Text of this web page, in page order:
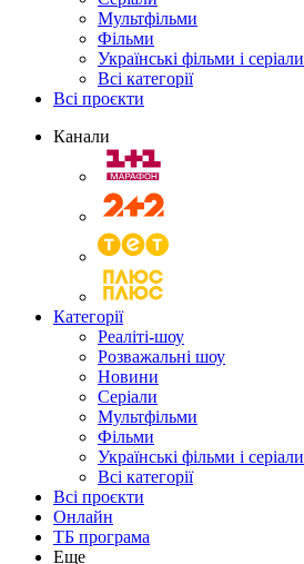
Мультфільми
Фільми
Українські фільми і серіали
Всі категорії
Всі проєкти
Канали
Категорії
Реаліті-шоу
Розважальні шоу
Новини
Серіали
Мультфільми
Фільми
Українські фільми і серіали
Всі категорії
Всі проєкти
Онлайн
ТБ програма
Еще